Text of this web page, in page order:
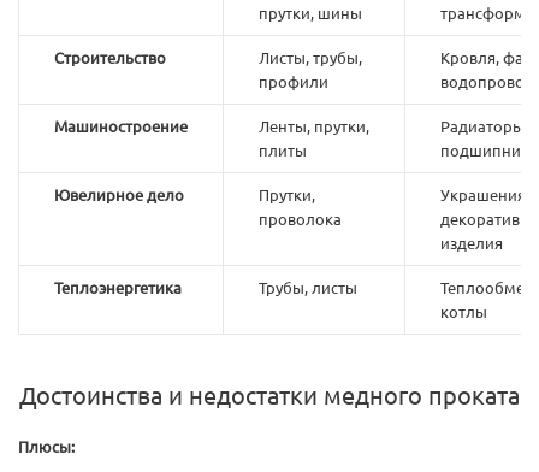
прутки, шины
Строительство
Листы, трубы,
профили
Кровля,
водопровод
Машиностроение
Ленты, прутки,
плиты
Радиаторы,
подшипники
Ювелирное дело
Прутки,
проволока
Украшения,
изделия
Теплоэнергетика Трубы, листы
котлы
Достоинства и недостатки медного проката
Плюсы: